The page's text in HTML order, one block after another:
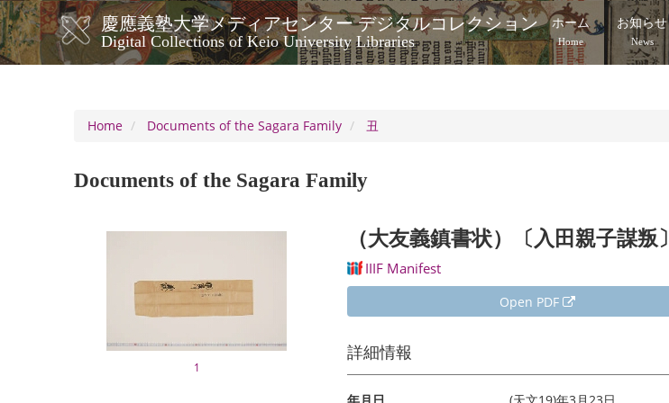
Skip
to
main
content
慶應義塾大学メディアセンター デジタルコレクション
Digital Collections of Keio University Libraries
メ
イ
ビ
シ
ホーム
Home
お知らせ
News
Home
Documents of the Sagara Family 丑
Documents of the Sagara Family
1
（大友義鎮書状）〔入田親子謀叛〕
IIIF Manifest
Open PDF
詳細情報